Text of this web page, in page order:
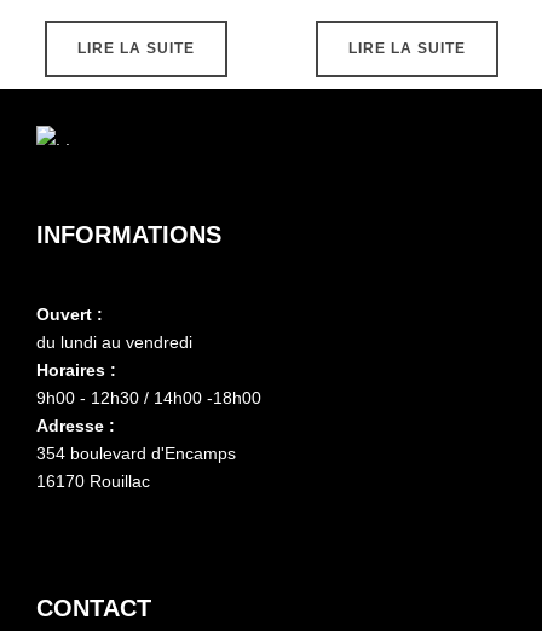
LIRE LA SUITE LIRE LA SUITE
INFORMATIONS
Ouvert :
du lundi au vendredi
Horaires :
9h00 - 12h30 / 14h00 -18h00
Adresse :
354 boulevard d'Encamps
16170 Rouillac
CONTACT